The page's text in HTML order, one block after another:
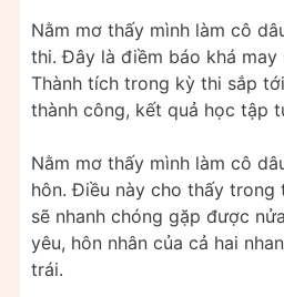
Nằm mơ thấy mình làm cô
thi. Đây là điềm báo khá may
Thành tích trong kỳ thi sắp
thành công, kết quả học tập
Nằm mơ thấy mình làm cô
hôn. Điều này cho thấy trong
sẽ nhanh chóng gặp được
yêu, hôn nhân của cả hai
trái.